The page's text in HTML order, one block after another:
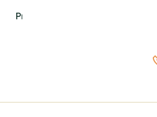
PraveBio Interviews